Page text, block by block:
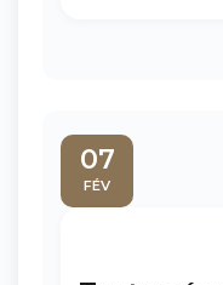
07
FÉV